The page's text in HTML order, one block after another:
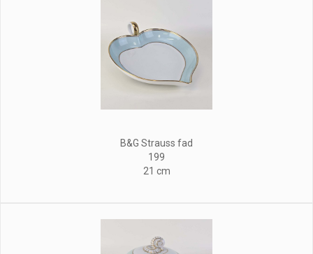
B&G Strauss fad
199
21 cm